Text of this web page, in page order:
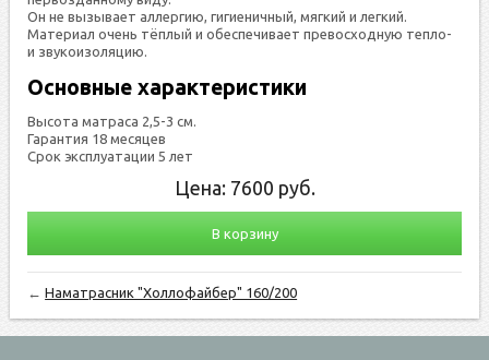
Он не вызывает аллергию, гигиеничный, мягкий и легкий.
Материал очень тёплый и обеспечивает превосходную тепло-
и звукоизоляцию.
Основные характеристики
Высота матраса 2,5-3 см.
Гарантия 18 месяцев
Срок эксплуатации 5 лет
Цена: 7600 руб.
В корзину
←Наматрасник "Холлофайбер" 160/200